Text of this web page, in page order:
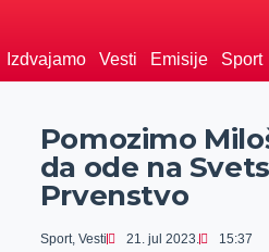
Izdvajamo Vesti Emisije Sport
Pomozimo
da ode na
Prvenstvo
Sport, Vesti 21. jul 2023. 15:37